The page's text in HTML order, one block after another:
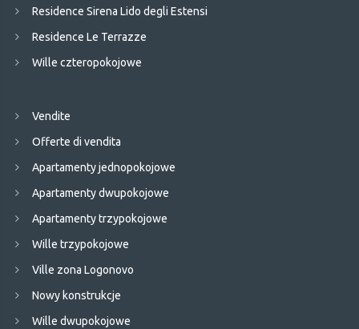
Residence Sirena Lido degli Estensi
Residence Le Terrazze
Wille czteropokojowe
Vendite
Offerte di vendita
Apartamenty jednopokojowe
Apartamenty dwupokojowe
Apartamenty trzypokojowe
Wille trzypokojowe
Ville zona Logonovo
Nowy konstrukcje
Wille dwupokojowe